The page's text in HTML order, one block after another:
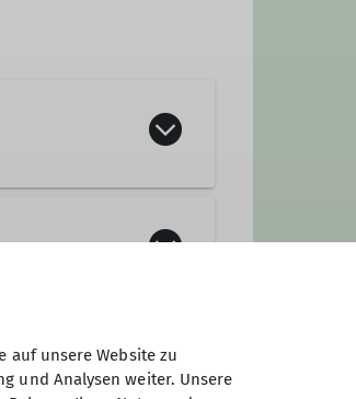
Klettertouren
auf unsere Website zu
und Analysen weiter. Unsere